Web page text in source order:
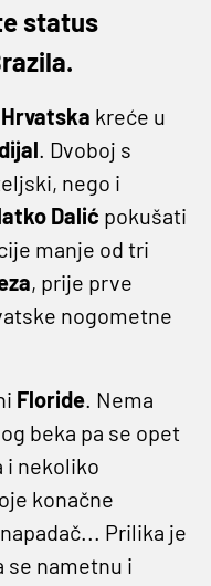
status
Hrvatska kreće u
. Dvoboj s
nego i
Dalić pokušati
manje od tri
, prije prve
nogometne
Floride. Nema
beka pa se opet
i nekoliko
konačne
Prilika je
se nametnu i